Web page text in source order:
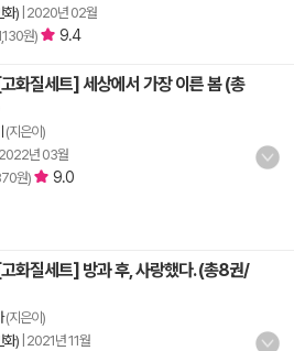
화) 2020년 02월
원) 9.4
화질세트] 세상에서 가장 이른 봄 (총
(지은이)
2022년 03월
원) 9.0
화질세트] 방과 후, 사랑했다. (총8권/
(지은이)
화) 2021년 11월